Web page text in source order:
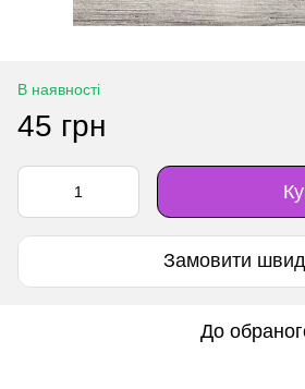
В наявності
45 грн
Замовити
До